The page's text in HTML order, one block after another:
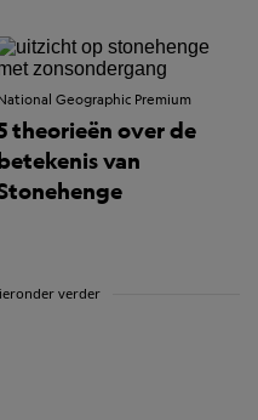
Geographic Premium
theorieën over de
van
verder